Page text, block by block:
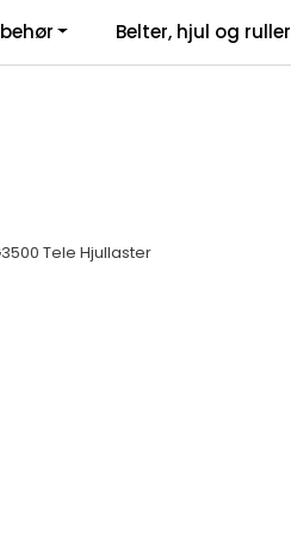
| NyhetsbrevBelter, hjul og ruller
Tele Hjullaster